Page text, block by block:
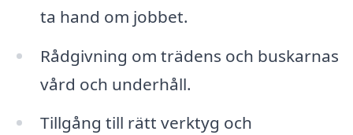
ta hand om jobbet.
Rådgivning om trädens och buskarnas
vård och underhåll.
Tillgång till rätt verktyg och